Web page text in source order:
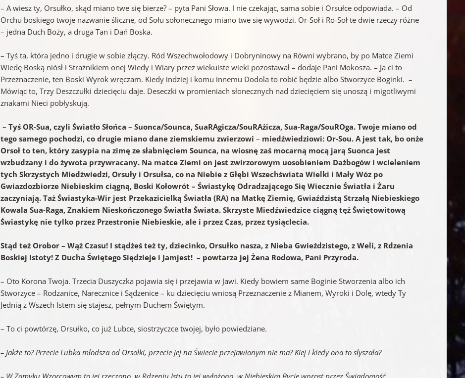
– A wiesz ty, Orsułko, skąd miano twe się bierze? – pyta Pani Słowa. I nie czekając, sama sobie i Orsułce odpowiada. – Od
Orchu boskiego twoje nazwanie śliczne, od Sołu sołonecznego miano twe się wywodzi. Or-Soł i Ro-Soł te dwie rzeczy różne
– jedna Duch Boży, a druga Tan i Dań Boska.
– Tyś ta, która jedno i drugie w sobie złączy. Ród Wszechwołodowy i Dobryninowy na Równi wybrano, by po Matce Ziemi
Wiedę Boską niósł i Strażnikiem onej Wiedy i Wiary przez wiekuiste wieki pozostawał – dodaje Pani Mokosza. – Ja ci to
Przeznaczenie, ten Boski Wyrok wręczam. Kiedy indziej i komu innemu Dodola to robić będzie albo Stworzyce Boginki. –
Mówiąc to, Trzy Deszczułki dziecięciu daje. Deseczki w promieniach słonecznych nad dziecięciem się unoszą i migotliwymi
znakami Nieci pobłyskują.
– Tyś OR-Sua, czyli Światło Słońca – Suonca/Sounca, SuaRAgicza/SouRAżicza, Sua-Raga/SouROga. Twoje miano od
tego samego pochodzi, co drugie miano dane ziemskiemu zwierzowi– miedźwiedziowi: Or-Sou. A jest tak, bo onże
Orsoł to ten, który zasypia na zimę ze słabnięciem Sounca, na wiosnę zaś mocarną mocą jarą Suonca jest
wzbudzany i do żywota przywracany. Na matce Ziemi on jest zwirzorowym uosobieniem Dażbogów i wcieleniem
tych Skrzystych Miedźwiedzi, Orsuły i Orsułsa, co na Niebie z Głębi Wszechświata Wielki i Mały Wóz po
Gwiazdozbiorze Niebieskim ciągną, Boski Kołowrót – Świastykę Odradzającego Się Wiecznie Światła i Żaru
zaczyniają. Taż Świastyka-Wir jest Przekazicielką Światła (RA) na Matkę Ziemię, Gwiaździstą Strzałą Niebieskiego
Kowala Sua-Raga, Znakiem Nieskończonego Światła Świata. Skrzyste Miedźwiedzice ciągną tęż Świętowitową
Świastykę nie tylko przez Przestronie Niebieskie, ale i przez Czas, przez tysiąclecia.
Stąd też Orobor – Wąż Czasu! I stądżeś też ty, dziecinko, Orsułko nasza, z Nieba Gwieździstego, z Weli, z Rdzenia
Boskiej Istoty! Z Ducha Świętego Siędzieje i Jamjest! – powtarza jej Żena Rodowa, Pani Przyroda.
– Oto Korona Twoja. Trzecia Duszyczka pojawia się i przejawia w Jawi. Kiedy bowiem same Boginie Stworzenia albo ich
Stworzyce – Rodzanice, Narecznice i Sądzenice – ku dziecięciu wniosą Przeznaczenie z Mianem, Wyroki i Dolę, wtedy Ty
Jednią z Wszech Istem się stajesz, pełnym Duchem Świętym.
– To ci powtórzę, Orsułko, co już Lubce, siostrzyczce twojej, było powiedziane.
– Jakże to? Przecie Lubka młodsza od Orsołki, przecie jej na Świecie przejawionym nie ma? Kiej i kiedy ona to słyszała?